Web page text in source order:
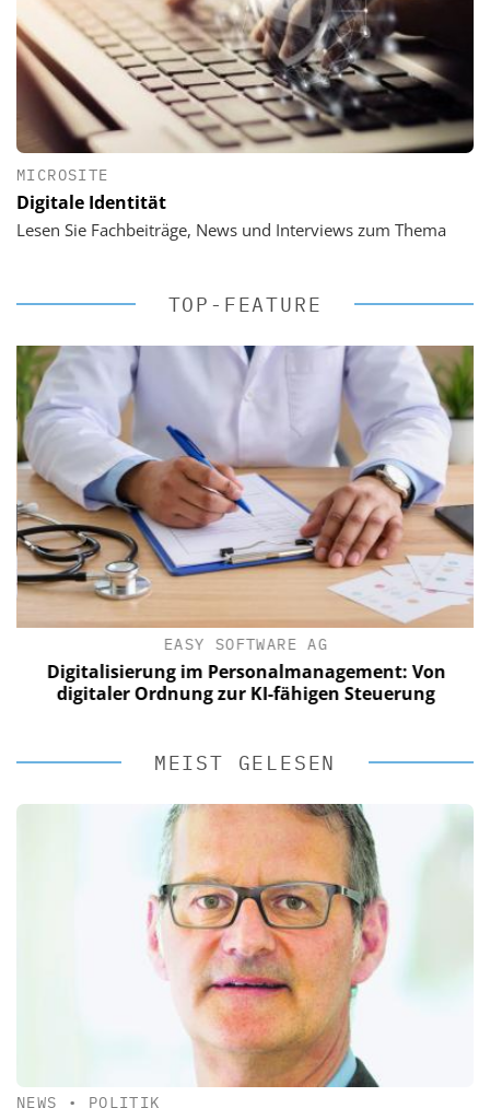
MICROSITE
Digitale Identität
Lesen Sie Fachbeiträge, News und Interviews zum Thema
TOP-FEATURE
EASY SOFTWARE AG
Digitalisierung im Personalmanagement: Von
digitaler Ordnung zur KI-fähigen Steuerung
MEIST GELESEN
NEWS • POLITIK